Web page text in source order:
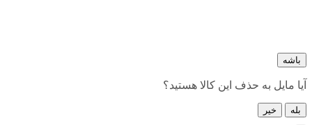
باشه
آیا مایل به حذف این کالا هستید؟
بله خیر